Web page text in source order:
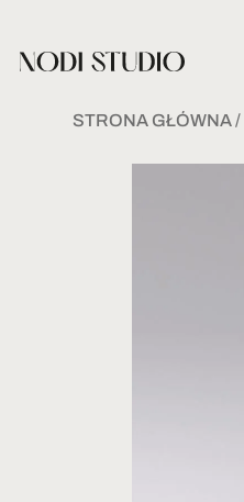
STRONA GŁÓWNA/